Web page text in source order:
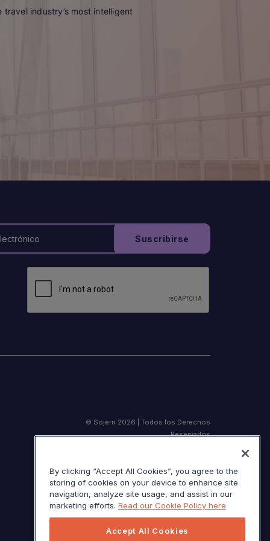
industry’s most intelligent
© Sojern 2026 | Todos los Derechos
Reservados
Aviso de California en el momento de la
recolección
Sus opciones de privacidad
By clicking “Accept All Cookies”, you agree to the
storing of cookies on your device to enhance site
navigation, analyze site usage, and assist in our
marketing efforts. Read our Cookie Policy here
Accept All Cookies